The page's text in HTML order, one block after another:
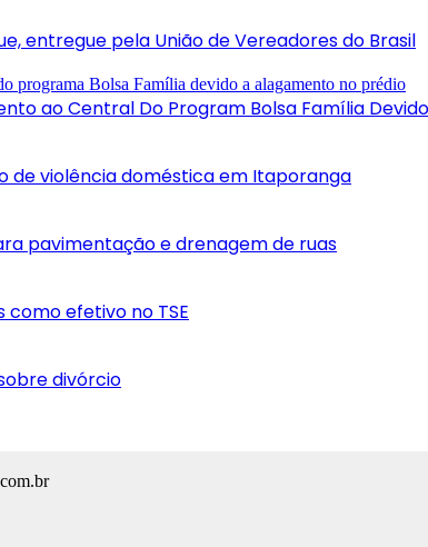
entregue pela União de Vereadores do Brasil
ao Central Do Program Bolsa Família
de violência doméstica em Itaporanga
pavimentação e drenagem de ruas
como efetivo no TSE
divórcio